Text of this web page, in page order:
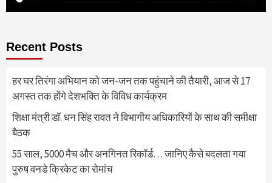
Recent Posts
हर घर तिरंगा अभियान को जन-जन तक पहुंचाने की तैयारी, आज से 17
अगस्त तक होंगे देशभक्ति के विविध कार्यक्रम
शिक्षा मंत्री डॉ. धन सिंह रावत ने विभागीय अधिकारियों के साथ की समीक्षा
बैठक
55 साल, 5000 मैच और अनगिनत रिकॉर्ड… जानिए कैसे बदलता गया
पुरुष वनडे क्रिकेट का रोमांच